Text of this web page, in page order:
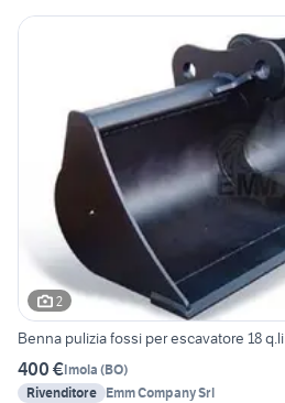
2
Benna pulizia fossi per escavatore 18 q.li
400 €Imola (BO)
Rivenditore Emm Company Srl